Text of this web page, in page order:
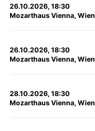
26.10.2026, 18:30
Mozarthaus Vienna, Wien
26.10.2026, 18:30
Mozarthaus Vienna, Wien
28.10.2026, 18:30
Mozarthaus Vienna, Wien